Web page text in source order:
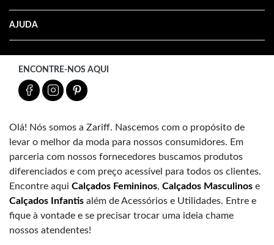
AJUDA
ENCONTRE-NOS AQUI
Olá! Nós somos a Zariff. Nascemos com o propósito de
levar o melhor da moda para nossos consumidores. Em
parceria com nossos fornecedores buscamos produtos
diferenciados e com preço acessível para todos os clientes.
Encontre aqui Calçados Femininos, Calçados Masculinos e
Calçados Infantis além de Acessórios e Utilidades. Entre e
fique à vontade e se precisar trocar uma ideia chame
nossos atendentes!